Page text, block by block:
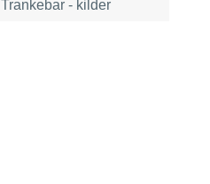
Trankebar - kilder